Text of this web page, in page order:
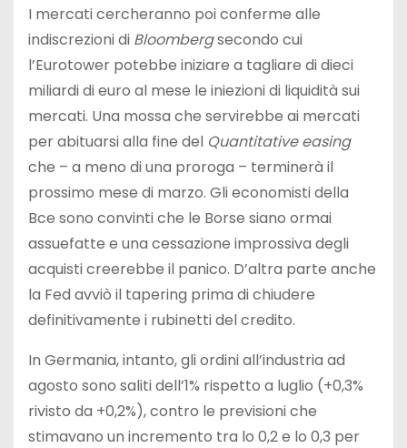
I mercati cercheranno poi conferme alle
indiscrezioni di Bloombergsecondo cui
l’Eurotower potebbe iniziare a tagliare di dieci
miliardi di euro al mese le iniezioni di liquidità sui
mercati. Una mossa che servirebbe ai mercati
per abituarsi alla fine del Quantitative easing
che – a meno di una proroga – terminerà il
prossimo mese di marzo. Gli economisti della
Bce sono convinti che le Borse siano ormai
assuefatte e una cessazione improssiva degli
acquisti creerebbe il panico. D’altra parte anche
la Fed avviò il tapering prima di chiudere
definitivamente i rubinetti del credito.
In Germania, intanto, gli ordini all’industria ad
agosto sono saliti dell’1% rispetto a luglio (+0,3%
rivisto da +0,2%), contro le previsioni che
stimavano un incremento tra lo 0,2 e lo 0,3 per